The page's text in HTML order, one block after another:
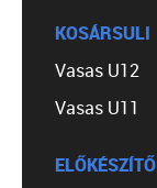
KOSÁRSULI
Vasas U12
Vasas U11
ELŐKÉSZÍTŐ